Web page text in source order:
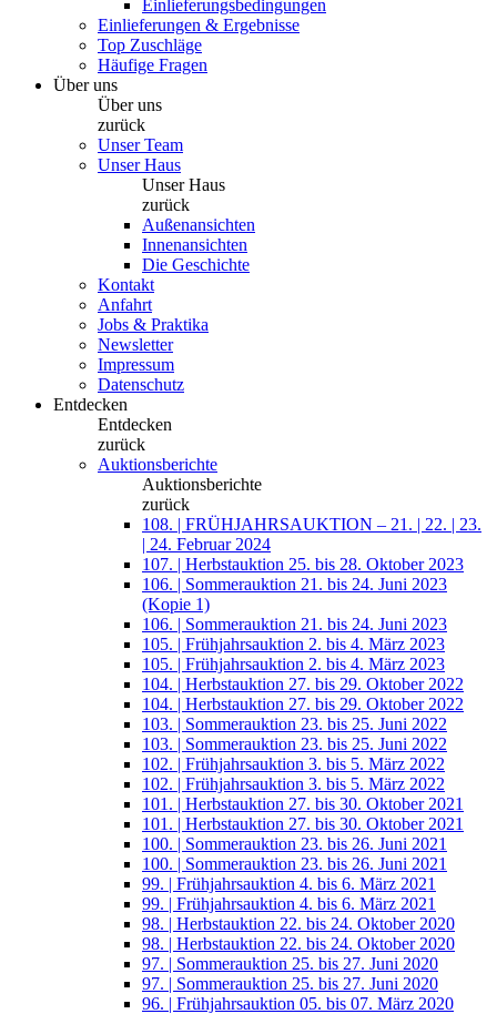
Einlieferungsbedingungen
Einlieferungen & Ergebnisse
Top Zuschläge
Häufige Fragen
Über uns
Über uns
zurück
Unser Team
Unser Haus
Unser Haus
zurück
Außenansichten
Innenansichten
Die Geschichte
Kontakt
Anfahrt
Jobs & Praktika
Newsletter
Impressum
Datenschutz
Entdecken
Entdecken
zurück
Auktionsberichte
Auktionsberichte
zurück
108. | FRÜHJAHRSAUKTION – 21. | 22. | 23.
| 24. Februar 2024
107. | Herbstauktion 25. bis 28. Oktober 2023
106. | Sommerauktion 21. bis 24. Juni 2023
(Kopie 1)
106. | Sommerauktion 21. bis 24. Juni 2023
105. | Frühjahrsauktion 2. bis 4. März 2023
105. | Frühjahrsauktion 2. bis 4. März 2023
104. | Herbstauktion 27. bis 29. Oktober 2022
104. | Herbstauktion 27. bis 29. Oktober 2022
103. | Sommerauktion 23. bis 25. Juni 2022
103. | Sommerauktion 23. bis 25. Juni 2022
102. | Frühjahrsauktion 3. bis 5. März 2022
102. | Frühjahrsauktion 3. bis 5. März 2022
101. | Herbstauktion 27. bis 30. Oktober 2021
101. | Herbstauktion 27. bis 30. Oktober 2021
100. | Sommerauktion 23. bis 26. Juni 2021
100. | Sommerauktion 23. bis 26. Juni 2021
99. | Frühjahrsauktion 4. bis 6. März 2021
99. | Frühjahrsauktion 4. bis 6. März 2021
98. | Herbstauktion 22. bis 24. Oktober 2020
98. | Herbstauktion 22. bis 24. Oktober 2020
97. | Sommerauktion 25. bis 27. Juni 2020
97. | Sommerauktion 25. bis 27. Juni 2020
96. | Frühjahrsauktion 05. bis 07. März 2020